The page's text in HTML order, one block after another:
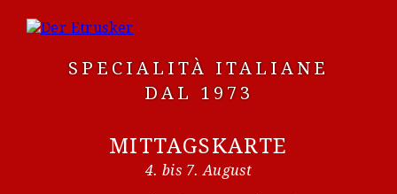
SPECIALITÀ ITALIANE
DAL 1973
MITTAGSKARTE
4. bis 7. August